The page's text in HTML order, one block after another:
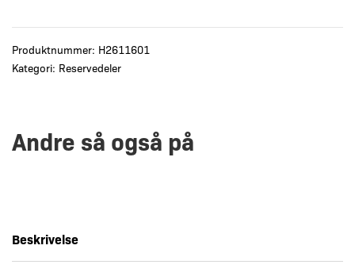
Produktnummer: H2611601
Kategori: Reservedeler
Andre så også på
Beskrivelse